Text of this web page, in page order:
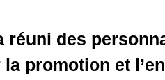
réuni des
promotion et